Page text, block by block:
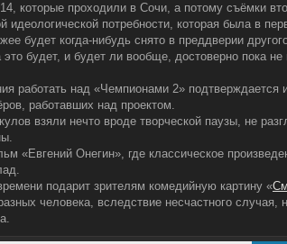
которые проходили в Сочи, а потому съёмки
потребности, которая была в
будет когда-нибудь снято в преддверии
это будет, и будет ли вообще, достоверно пока не
работать над «Чемпионами 2» подтверждается
работавших над проектом.
взяли нечто вроде творческой паузы, не
«Евгений Онегин», где классическое
подарит зрителям комедийную картину «
человека, вследствие несчастного случая,